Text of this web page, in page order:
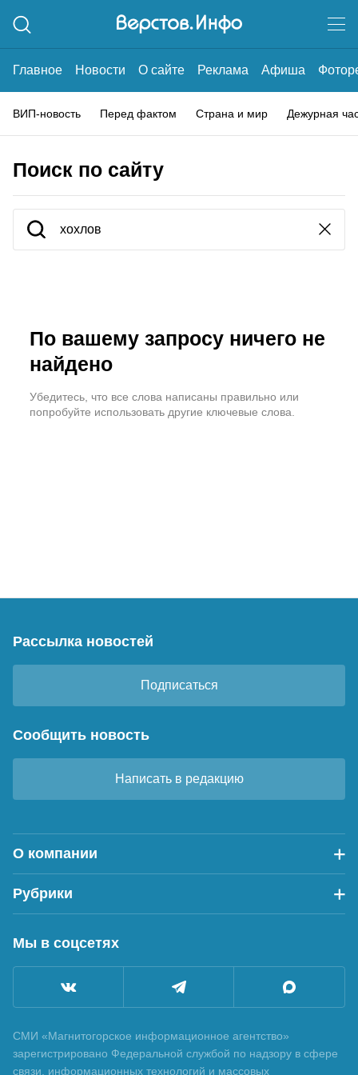
Главное Новости О сайте Реклама Афиша
ВИП-новость Перед фактом Страна и мир Дежурная
Поиск по сайту
По вашему запросу ничего не
найдено
Убедитесь, что все слова написаны правильно или
попробуйте использовать другие ключевые слова.
Рассылка новостей
Подписаться
Сообщить новость
Написать в редакцию
О компании
Рубрики
Мы в соцсетях
СМИ «Магнитогорское информационное агентство»
зарегистрировано Федеральной службой по надзору в сфере
связи, информационных технологий и массовых